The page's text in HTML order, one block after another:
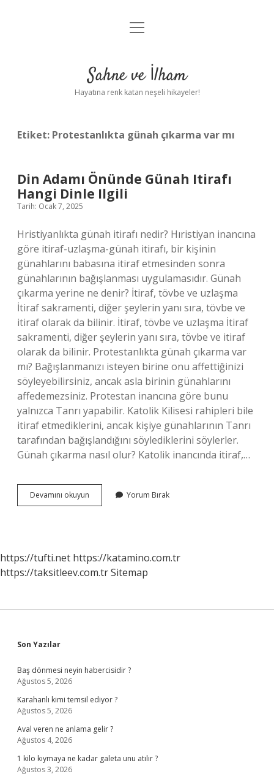
Anasayfa
Yasal Uyarı
menüyü
Sahne ve İlham
Hayatına renk katan neşeli hikayeler!
Etiket: Protestanlıkta günah çıkarma var mı
Din Adamı Önünde Günah Itirafı
Hangi Dinle Ilgili
Tarih: Ocak 7, 2025
Hristiyanlıkta günah itirafı nedir? Hıristiyan inancına
göre itiraf-uzlaşma-günah itirafı, bir kişinin
günahlarını babasına itiraf etmesinden sonra
günahlarının bağışlanması uygulamasıdır. Günah
çıkarma yerine ne denir? İtiraf, tövbe ve uzlaşma
İtiraf sakramenti, diğer şeylerin yanı sıra, tövbe ve
itiraf olarak da bilinir. İtiraf, tövbe ve uzlaşma İtiraf
sakramenti, diğer şeylerin yanı sıra, tövbe ve itiraf
olarak da bilinir. Protestanlıkta günah çıkarma var
mı? Bağışlanmanızı isteyen birine onu affettiğinizi
söyleyebilirsiniz, ancak asla birinin günahlarını
affedemezsiniz. Protestan inancına göre bunu
yalnızca Tanrı yapabilir. Katolik Kilisesi rahipleri bile
itiraf etmediklerini, ancak kişiye günahlarının Tanrı
tarafından bağışlandığını söylediklerini söylerler.
Günah çıkarma nasıl olur? Katolik inancında itiraf,…
Devamını okuyun
Adamı
Dinle
Ilgili
Yorum Bırak
https://tufti.net https://katamino.com.tr
https://taksitleev.com.trSitemap
Sidebar
Son Yazılar
Baş dönmesi neyin habercisidir ?
Ağustos 5, 2026
Karahanlı kimi temsil ediyor ?
Ağustos 5, 2026
Aval veren ne anlama gelir ?
Ağustos 4, 2026
1 kilo kıymaya ne kadar galeta unu atılır ?
Ağustos 3, 2026